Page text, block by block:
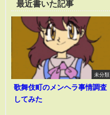
最近書いた記事
未分類
歌舞伎町のメンヘラ事情調査
してみた